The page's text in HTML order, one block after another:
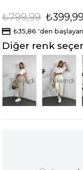
₺799,99
₺35,86 'den
Diğer renk
Tükendi Tükendi